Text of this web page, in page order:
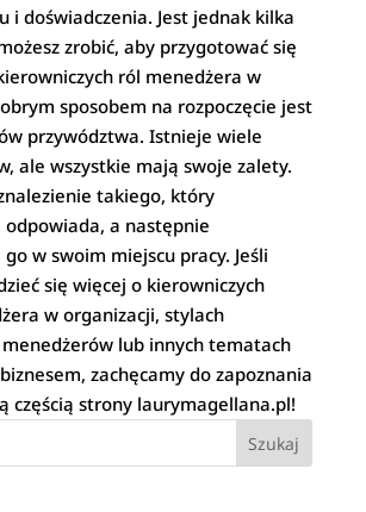
i doświadczenia. Jest jednak kilka
zrobić, aby przygotować się
ról menedżera w
sposobem na rozpoczęcie jest
przywództwa. Istnieje wiele
ale wszystkie mają swoje zalety.
takiego, który
odpowiada, a następnie
w swoim miejscu pracy. Jeśli
się więcej o kierowniczych
w organizacji, stylach
lub innych tematach
zachęcamy do zapoznania
częścią strony laurymagellana.pl!
Szukaj